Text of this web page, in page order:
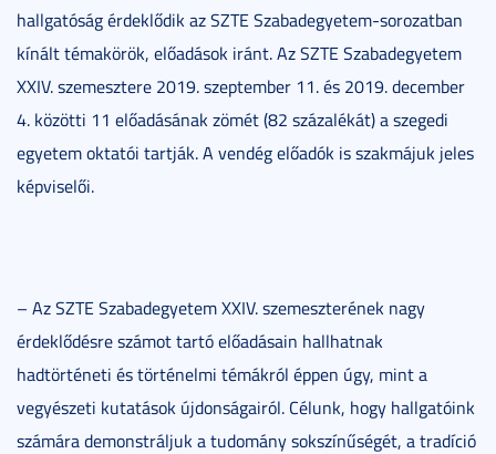
hallgatóság érdeklődik az SZTE Szabadegyetem-sorozatban
kínált témakörök, előadások iránt. Az SZTE Szabadegyetem
XXIV. szemesztere 2019. szeptember 11. és 2019. december
4. közötti 11 előadásának zömét (82 százalékát) a szegedi
egyetem oktatói tartják. A vendég előadók is szakmájuk jeles
képviselői.
– Az SZTE Szabadegyetem XXIV. szemeszterének nagy
érdeklődésre számot tartó előadásain hallhatnak
hadtörténeti és történelmi témákról éppen úgy, mint a
vegyészeti kutatások újdonságairól. Célunk, hogy hallgatóink
számára demonstráljuk a tudomány sokszínűségét, a tradíció